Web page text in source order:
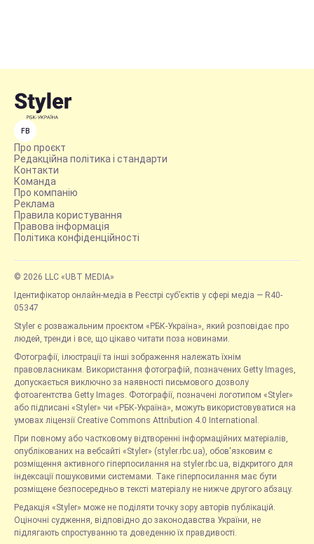
FB
Про проєкт
Редакційна політика і стандарти
Контакти
Команда
Про компанію
Реклама
Правила користування
Правова інформація
Політика конфіденційності
© 2026 LLC «UBT MEDIA»
Ідентифікатор онлайн-медіа в Реєстрі суб’єктів у сфері медіа — R40-
05347
Styler є розважальним проєктом «РБК-Україна», який розповідає про
людей, тренди і все, що цікаво читати поза новинами.
Фотографії, ілюстрації та інші зображення належать їхнім
правовласникам. Використання фотографій, позначених Getty Images,
допускається виключно за наявності письмового дозволу
фотоагентства Getty Images. Фотографії, позначені логотипом «Styler»
або підписані «Styler» чи «РБК-Україна», можуть використовуватися на
умовах ліцензії Creative Commons Attribution 4.0 International.
При повному або частковому відтворенні інформаційних матеріалів,
опублікованих на вебсайті «Styler» (styler.rbc.ua), обов'язковим є
розміщення активного гіперпосилання на styler.rbc.ua, відкритого для
індексації пошуковими системами. Таке гіперпосилання має бути
розміщене безпосередньо в тексті матеріалу не нижче другого абзацу.
Редакція «Styler» може не поділяти точку зору авторів публікацій.
Оціночні судження, відповідно до законодавства України, не
підлягають спростуванню та доведенню їх правдивості.